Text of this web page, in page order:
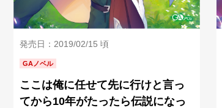
発売日：2019/02/15 頃
GAノベル
ここは俺に任せて先に行けと言っ
てから10年がたったら伝説になっ